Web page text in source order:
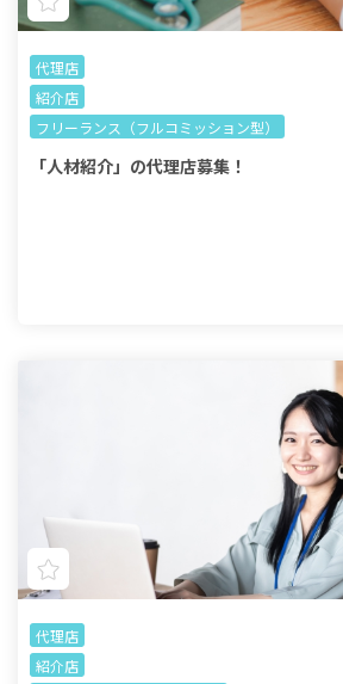
代理店
紹介店
フリーランス（フルコミッション型）
「人材紹介」の代理店募集！
代理店
紹介店